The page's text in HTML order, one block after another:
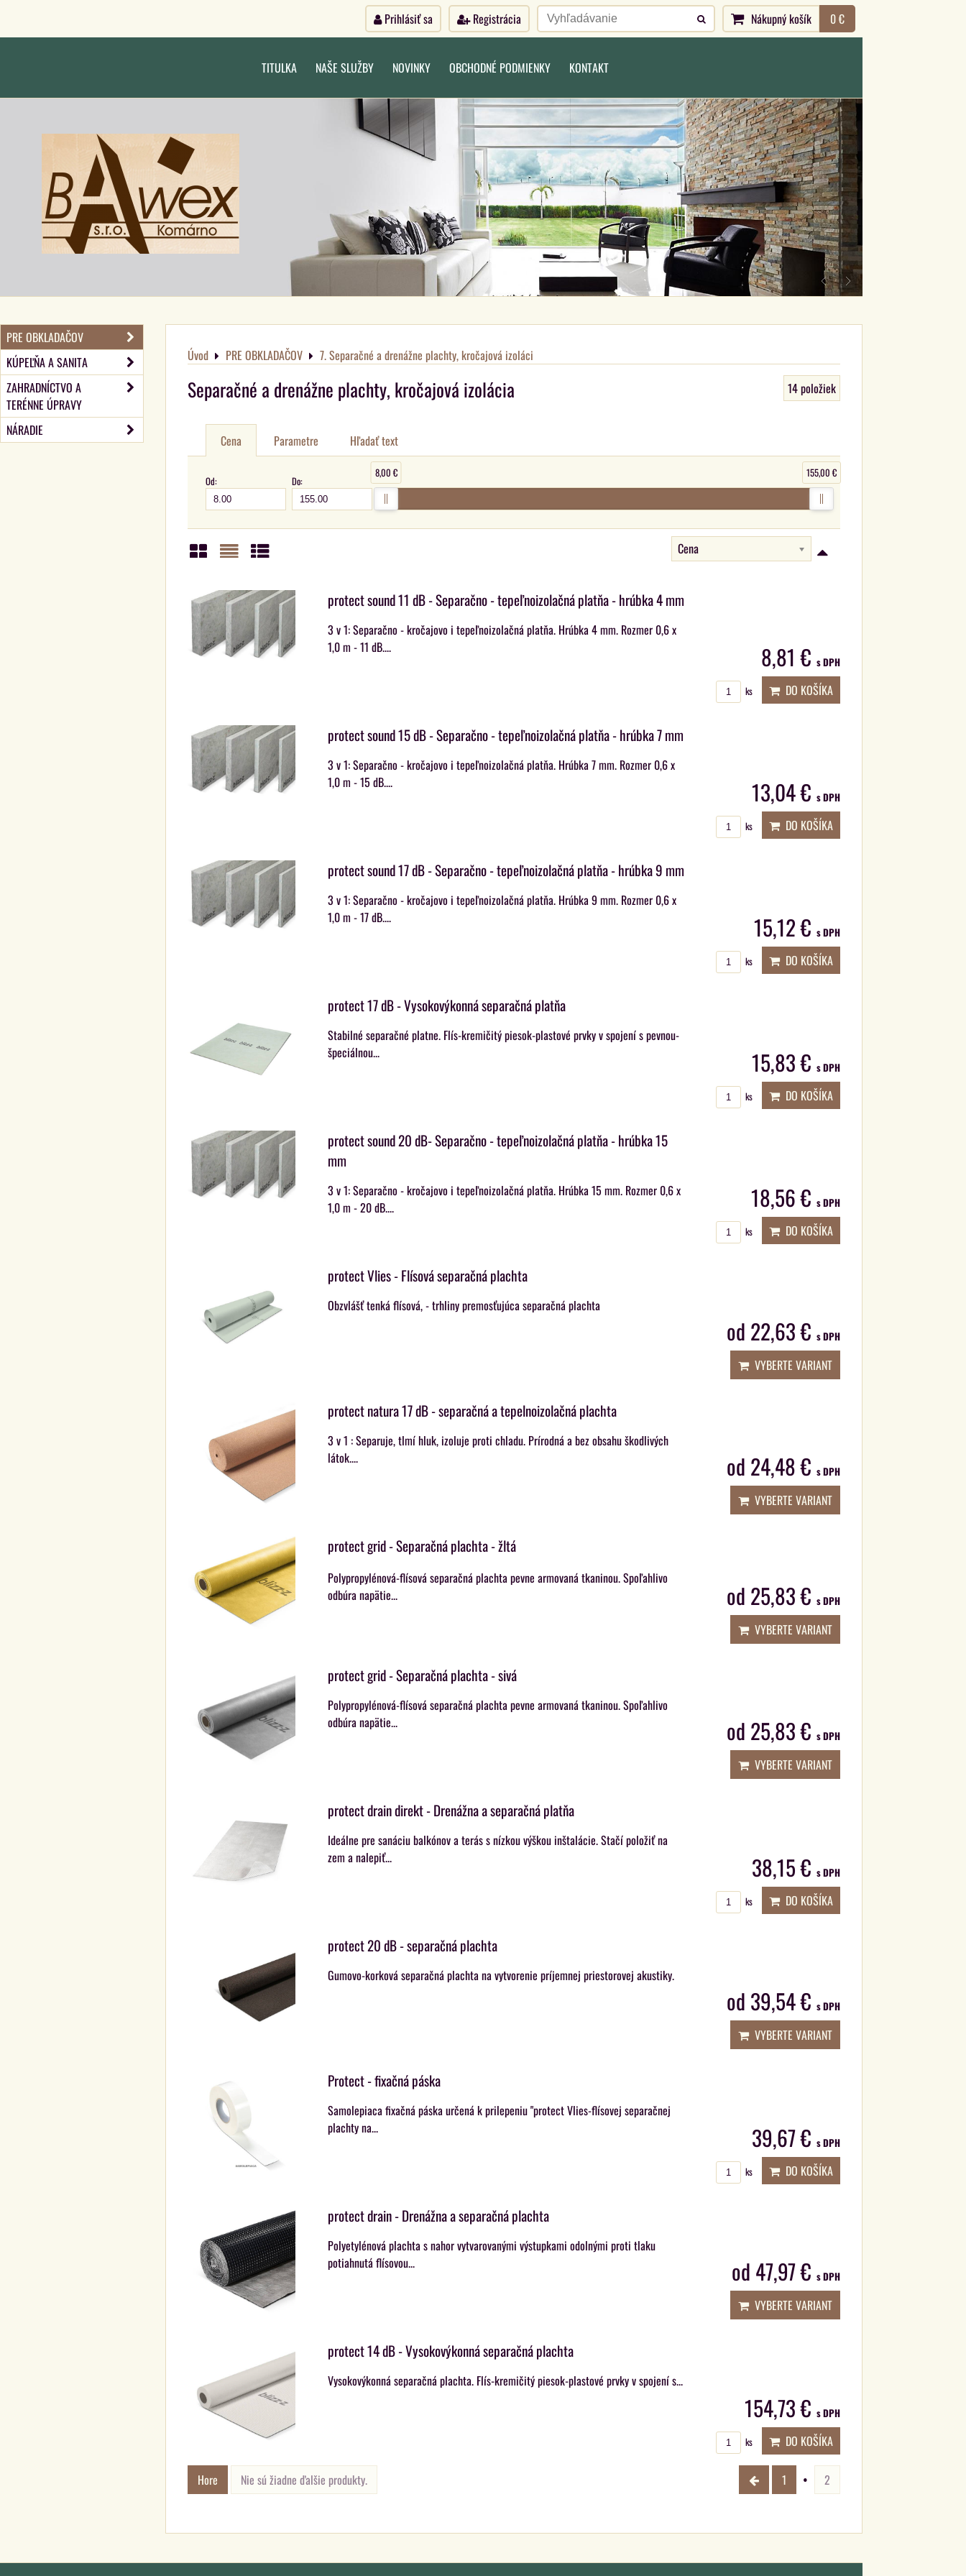
Prihlásiť sa Registrácia Nákupný košík 0 €
TITULKA NAŠE SLUŽBY NOVINKY OBCHODNÉ PODMIENKY KONTAKT
Úvod PRE OBKLADAČOV 7. Separačné a drenážne plachty, kročajová izoláci
Separačné a drenážne plachty, kročajová izolácia 14položiek
Cena Parametre Hľadať text
Od: Do:
8,00 € 155,00 €
Cena
protect sound 11 dB - Separačno - tepeľnoizolačná platňa - hrúbka 4 mm
3 v 1: Separačno - kročajovo i tepeľnoizolačná platňa. Hrúbka 4 mm. Rozmer 0,6 x
1,0 m - 11 dB....
8,81 € s DPH
ks DO KOŠÍKA
protect sound 15 dB - Separačno - tepeľnoizolačná platňa - hrúbka 7 mm
3 v 1: Separačno - kročajovo i tepeľnoizolačná platňa. Hrúbka 7 mm. Rozmer 0,6 x
1,0 m - 15 dB....
13,04 € s DPH
ks DO KOŠÍKA
protect sound 17 dB - Separačno - tepeľnoizolačná platňa - hrúbka 9 mm
3 v 1: Separačno - kročajovo i tepeľnoizolačná platňa. Hrúbka 9 mm. Rozmer 0,6 x
1,0 m - 17 dB....
15,12 € s DPH
ks DO KOŠÍKA
protect 17 dB - Vysokovýkonná separačná platňa
Stabilné separačné platne. Flís-kremičitý piesok-plastové prvky v spojení s pevnou-
špeciálnou...
15,83 € s DPH
ks DO KOŠÍKA
protect sound 20 dB- Separačno - tepeľnoizolačná platňa - hrúbka 15
mm
3 v 1: Separačno - kročajovo i tepeľnoizolačná platňa. Hrúbka 15 mm. Rozmer 0,6 x
1,0 m - 20 dB....
18,56 € s DPH
ks DO KOŠÍKA
protect Vlies - Flísová separačná plachta
Obzvlášť tenká flísová, - trhliny premosťujúca separačná plachta
od 22,63 € s DPH
VYBERTE VARIANT
protect natura 17 dB - separačná a tepelnoizolačná plachta
3 v 1 : Separuje, tlmí hluk, izoluje proti chladu. Prírodná a bez obsahu škodlivých
látok....
od 24,48 € s DPH
VYBERTE VARIANT
protect grid - Separačná plachta - žltá
Polypropylénová-flísová separačná plachta pevne armovaná tkaninou. Spoľahlivo
odbúra napätie...
od 25,83 € s DPH
VYBERTE VARIANT
protect grid - Separačná plachta - sivá
Polypropylénová-flísová separačná plachta pevne armovaná tkaninou. Spoľahlivo
odbúra napätie...
od 25,83 € s DPH
VYBERTE VARIANT
protect drain direkt - Drenážna a separačná platňa
Ideálne pre sanáciu balkónov a terás s nízkou výškou inštalácie. Stačí položiť na
zem a nalepiť...
38,15 € s DPH
ks DO KOŠÍKA
protect 20 dB - separačná plachta
Gumovo-korková separačná plachta na vytvorenie príjemnej priestorovej akustiky.
od 39,54 € s DPH
VYBERTE VARIANT
Protect - fixačná páska
Samolepiaca fixačná páska určená k prilepeniu "protect Vlies-flísovej separačnej
plachty na...
39,67 € s DPH
ks DO KOŠÍKA
protect drain - Drenážna a separačná plachta
Polyetylénová plachta s nahor vytvarovanými výstupkami odolnými proti tlaku
potiahnutá flísovou...
od 47,97 € s DPH
VYBERTE VARIANT
protect 14 dB - Vysokovýkonná separačná plachta
Vysokovýkonná separačná plachta. Flís-kremičitý piesok-plastové prvky v spojení s...
154,73 € s DPH
ks DO KOŠÍKA
Hore Nie sú žiadne ďalšie produkty. 1 2
PRE OBKLADAČOV
KÚPEĽŇA A SANITA
ZAHRADNÍCTVO A
TERÉNNE ÚPRAVY
NÁRADIE